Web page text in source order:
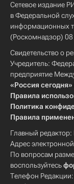
Сетевое издание
в Федеральной
информационных
(Роскомнадзор) 08
Свидетельство о
Учредитель:
предприятие
«Россия сегодня»
Правила
Политика
Правила
Главный редактор:
Адрес
По вопросам
воспользуйтесь
Телефон Редакции: